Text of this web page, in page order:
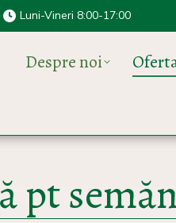
Luni-Vineri 8:00-17:00
Despre noi
pt